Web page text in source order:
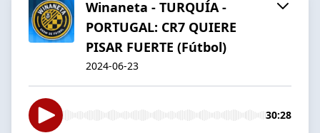
Winaneta - TURQUÍA -
PORTUGAL: CR7 QUIERE
PISAR FUERTE (Fútbol)
2024-06-23
30:28